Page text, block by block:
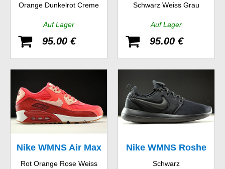
Orange Dunkelrot Creme
Auf Lager
95.00 €
Pegasus 89
Schwarz Weiss Grau
Auf Lager
95.00 €
Nike WMNS Air Max
Rot Orange Rose Weiss
Nike WMNS Roshe
Schwarz